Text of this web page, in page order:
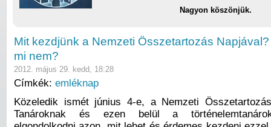
Nagyon köszönjük.
Mit kezdjünk a Nemzeti Összetartozás
mi nem?
2012. május 29. kedd, 18:28
Címkék: emléknap
Közeledik ismét június 4-e, a Nemzeti
Tanároknak és ezen belül a